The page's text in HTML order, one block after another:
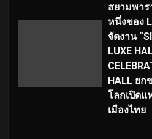
สยามพา
หนึ่งของ
จัดงาน
LUXE
HALL ย
โลกเปิดแ
เมืองไทย